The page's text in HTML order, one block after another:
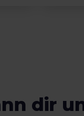
dir